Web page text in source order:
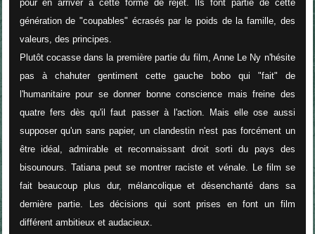
pour en arriver à cette forme de rejet. Ils font partie de cette
génération de "coupables" écrasés par le poids de la famille, des
valeurs, des principes.
Plutôt cocasse dans la première partie du film, Anne Le Ny n'hésite
pas à chahuter gentiment cette gauche bobo qui "fait" de
l'humanitaire pour se donner bonne conscience mais freine des
quatre fers dès qu'il faut passer à l'action. Mais elle ose aussi
supposer qu'un sans papier, un clandestin n'est pas forcément un
être idéal, admirable et reconnaissant droit sorti du pays des
bisounours. Tatiana peut se montrer raciste et vénale. Le film se
fait beaucoup plus dur, mélancolique et désenchanté dans sa
dernière partie. Les décisions qui sont prises en font un film
différent ambitieux et audacieux.